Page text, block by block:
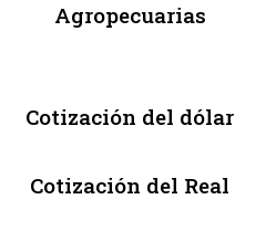
Agropecuarias
Cotización del dólar
Cotización del Real